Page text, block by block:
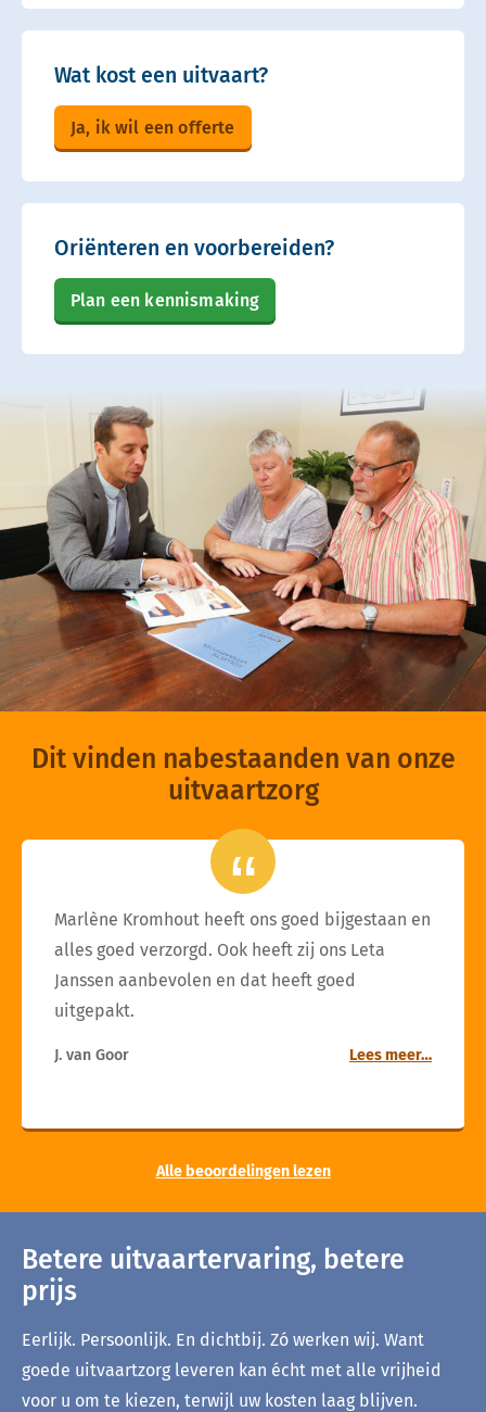
Wat kost een uitvaart?
Ja, ik wil een offerte
Oriënteren en voorbereiden?
Plan een kennismaking
Dit vinden nabestaanden van onze
uitvaartzorg
Marlène Kromhout heeft ons goed bijgestaan en
alles goed verzorgd. Ook heeft zij ons Leta
Janssen aanbevolen en dat heeft goed
uitgepakt.
J. van Goor Lees meer…
Alle beoordelingen lezen
Betere uitvaartervaring, betere
prijs
Eerlijk. Persoonlijk. En dichtbij. Zó werken wij. Want
goede uitvaartzorg leveren kan écht met alle vrijheid
voor u om te kiezen, terwijl uw kosten laag blijven.